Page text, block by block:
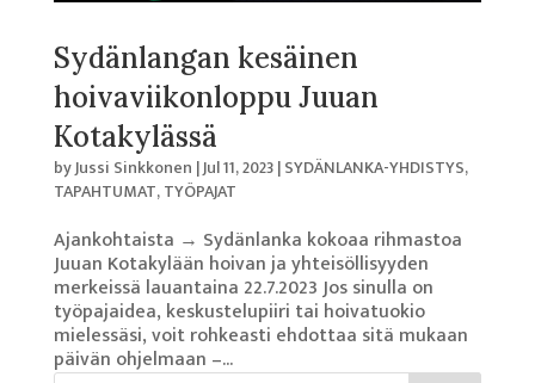
Sydänlangan kesäinen
hoivaviikonloppu Juuan
Kotakylässä
byJussi Sinkkonen |Jul 11, 2023|SYDÄNLANKA-YHDISTYS,
TAPAHTUMAT,TYÖPAJAT
Ajankohtaista → Sydänlanka kokoaa rihmastoa
Juuan Kotakylään hoivan ja yhteisöllisyyden
merkeissä lauantaina 22.7.2023 Jos sinulla on
työpajaidea, keskustelupiiri tai hoivatuokio
mielessäsi, voit rohkeasti ehdottaa sitä mukaan
päivän ohjelmaan –...